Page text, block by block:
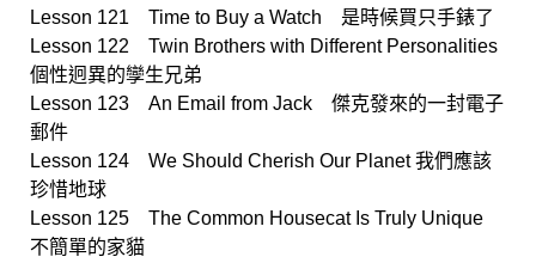
Lesson 121 Time to Buy a Watch 是時候買只手錶了
Lesson 122 Twin Brothers with Different Personalities
個性迥異的孿生兄弟
Lesson 123 An Email from Jack 傑克發來的一封電子
郵件
Lesson 124 We Should Cherish Our Planet 我們應該
珍惜地球
Lesson 125 The Common Housecat Is Truly Unique
不簡單的家貓